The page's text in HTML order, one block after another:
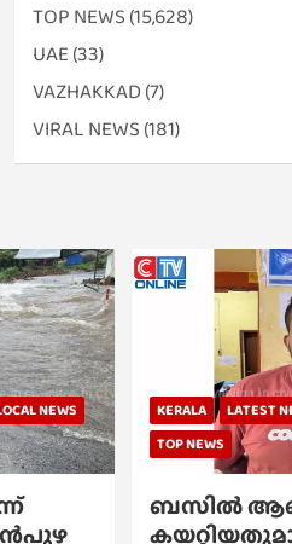
TOP NEWS (15,628)
UAE (33)
VAZHAKKAD(7)
VIRAL NEWS (181)
NEWS
KERALA LATEST
TOP NEWS
ബസിൽ